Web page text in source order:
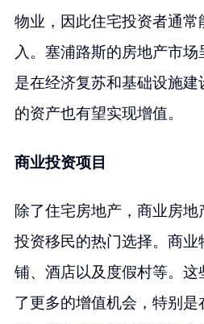
物业，因此住宅投资者通常
入。塞浦路斯的房地产市场
是在经济复苏和基础设施
的资产也有望实现增值。
商业投资项目
除了住宅房地产，商业房
投资移民的热门选择。商
铺、酒店以及度假村等。
了更多的增值机会，特别